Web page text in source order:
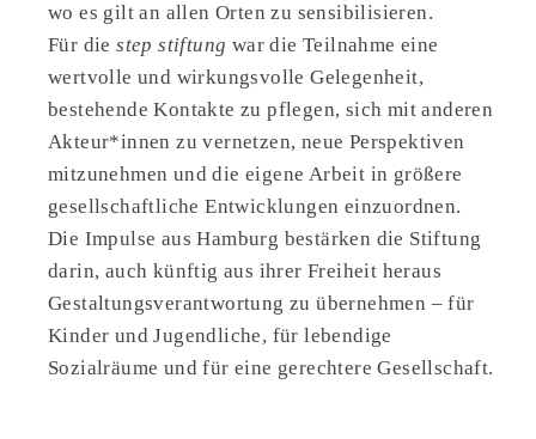
wo es gilt an allen Orten zu sensibilisieren.
Für diestep stiftung war die Teilnahme eine
wertvolle und wirkungsvolle Gelegenheit,
bestehende Kontakte zu pflegen, sich mit anderen
Akteur*innen zu vernetzen, neue Perspektiven
mitzunehmen und die eigene Arbeit in größere
gesellschaftliche Entwicklungen einzuordnen.
Die Impulse aus Hamburg bestärken die Stiftung
darin, auch künftig aus ihrer Freiheit heraus
Gestaltungsverantwortung zu übernehmen – für
Kinder und Jugendliche, für lebendige
Sozialräume und für eine gerechtere Gesellschaft.